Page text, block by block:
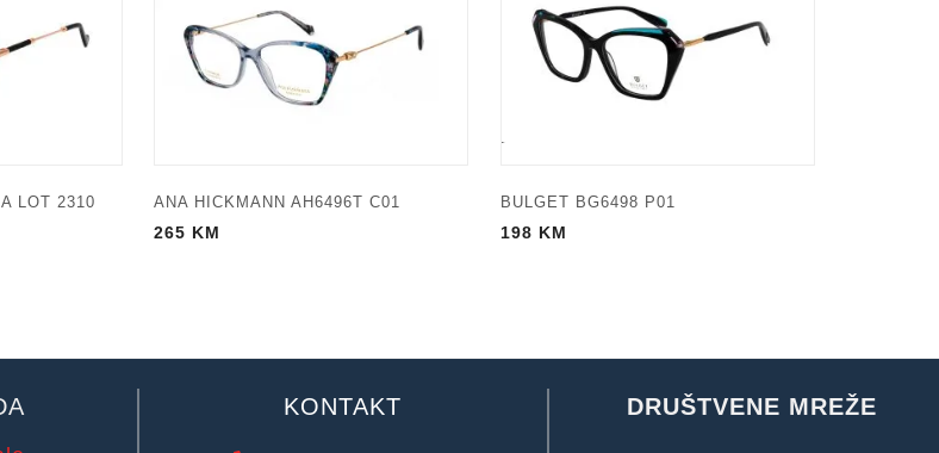
LOT 2310 ANA HICKMANN AH6496T C01
265 KM
BULGET BG6498 P01
198 KM
KONTAKT DRUŠTVENE MREŽE